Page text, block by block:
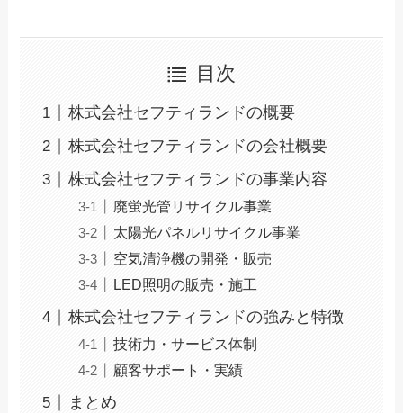
目次
株式会社セフティランドの概要
株式会社セフティランドの会社概要
株式会社セフティランドの事業内容
廃蛍光管リサイクル事業
太陽光パネルリサイクル事業
空気清浄機の開発・販売
LED照明の販売・施工
株式会社セフティランドの強みと特徴
技術力・サービス体制
顧客サポート・実績
まとめ